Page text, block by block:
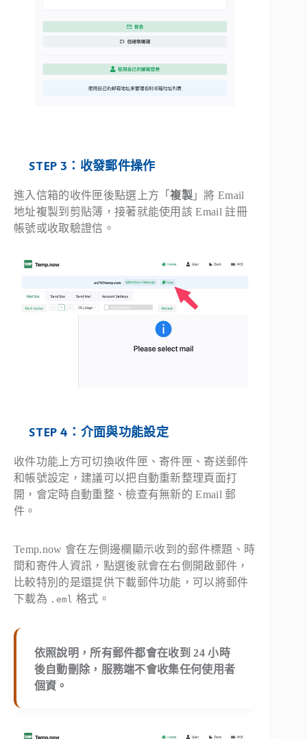
STEP 3：收發郵件操作
進入信箱的收件匣後點選上方「複製 」將 Email
地址複製到剪貼簿，接著就能使用該 Email 註冊
帳號或收取驗證信。
STEP 4：介面與功能設定
收件功能上方可切換收件匣、寄件匣、寄送郵件
和帳號設定，建議可以把自動重新整理頁面打
開，會定時自動重整、檢查有無新的 Email 郵
件。
Temp.now 會在左側邊欄顯示收到的郵件標題、時
間和寄件人資訊，點選後就會在右側開啟郵件，
比較特別的是還提供下載郵件功能，可以將郵件
下載為 .eml 格式。
依照說明，所有郵件都會在收到 24 小時
後自動刪除，服務端不會收集任何使用者
個資。